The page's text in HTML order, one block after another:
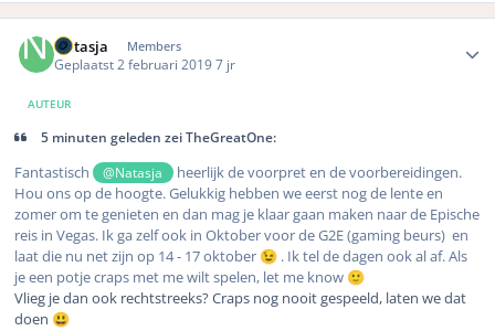
Natasja Members
Geplaatst 2 februari 20197 jr
AUTEUR
5 minuten geleden zei TheGreatOne:
Fantastisch @Natasja
heerlijk de voorpret en de voorbereidingen.
Hou ons op de hoogte. Gelukkig hebben we eerst nog de lente en
zomer om te genieten en dan mag je klaar gaan maken naar de Epische
reis in Vegas. Ik ga zelf ook in Oktober voor de G2E (gaming beurs) en
laat die nu net zijn op 14 - 17 oktober 😉 . Ik tel de dagen ook al af. Als
je een potje craps met me wilt spelen, let me know 🙂
Vlieg je dan ook rechtstreeks? Craps nog nooit gespeeld, laten we dat
doen 😃